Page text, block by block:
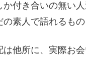
か付き合いの無い
の素人で語れるも
は他所に、実際お